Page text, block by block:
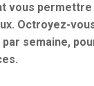
vous permettre
Octroyez-
par semaine,